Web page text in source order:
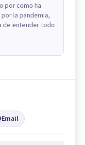
por como ha
la pandemia,
de entender todo
Email